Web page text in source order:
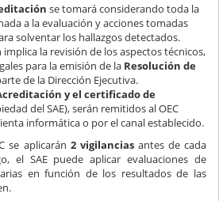
se tomará considerando toda la
a la evaluación y acciones tomadas
solventar los hallazgos detectados.
la revisión de los aspectos técnicos,
para la emisión de la Resolución de
de la Dirección Ejecutiva.
y el certificado de
del SAE), serán remitidos al OEC
informática o por el canal establecido.
se aplicarán 2 vigilanciasantes de cada
el SAE puede aplicar evaluaciones de
en función de los resultados de las